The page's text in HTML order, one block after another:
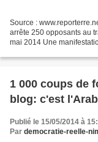
Source :
arrête 250 opposants au
mai 2014 Une
1 000 coups de
blog: c'est
Publié le 15/05/2014 à
Par democratie-reelle-